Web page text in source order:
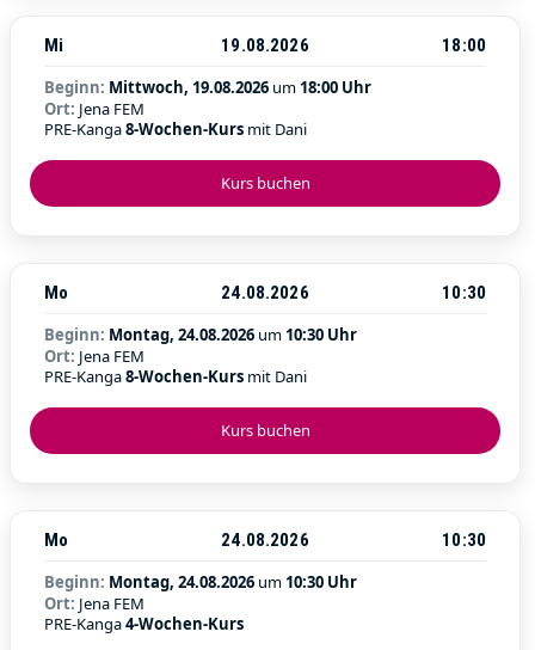
Kurs buchen
Mi 19.08.2026
18:00
Beginn: Mittwoch, 19.08.2026 um 18:00 Uhr
Ort: Jena FEM
PRE-Kanga8-Wochen-Kurs mit Dani
Kurs buchen
Mo 24.08.2026
10:30
Beginn: Montag, 24.08.2026 um 10:30 Uhr
Ort: Jena FEM
PRE-Kanga8-Wochen-Kurs mit Dani
Mo 24.08.2026
10:30
Beginn: Montag, 24.08.2026 um 10:30 Uhr
Ort: Jena FEM
PRE-Kanga4-Wochen-Kurs